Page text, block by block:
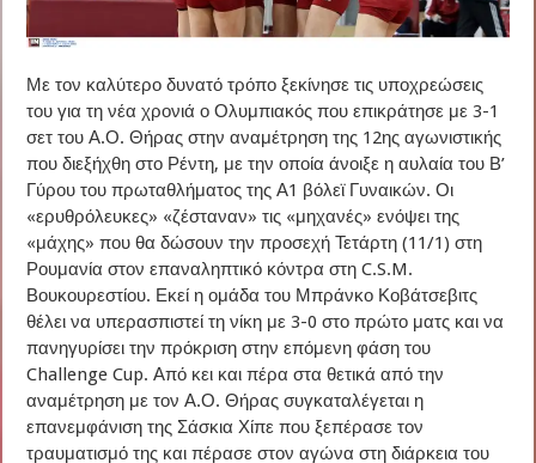
Με τον καλύτερο δυνατό τρόπο ξεκίνησε τις υποχρεώσεις
του για τη νέα χρονιά ο Ολυμπιακός που επικράτησε με 3-1
σετ του Α.Ο. Θήρας στην αναμέτρηση της 12ης αγωνιστικής
που διεξήχθη στο Ρέντη, με την οποία άνοιξε η αυλαία του Β’
Γύρου του πρωταθλήματος της Α1 βόλεϊ Γυναικών. Οι
«ερυθρόλευκες» «ζέσταναν» τις «μηχανές» ενόψει της
«μάχης» που θα δώσουν την προσεχή Τετάρτη (11/1) στη
Ρουμανία στον επαναληπτικό κόντρα στη C.S.M.
Βουκουρεστίου. Εκεί η ομάδα του Μπράνκο Κοβάτσεβιτς
θέλει να υπερασπιστεί τη νίκη με 3-0 στο πρώτο ματς και να
πανηγυρίσει την πρόκριση στην επόμενη φάση του
Challenge Cup. Από κει και πέρα στα θετικά από την
αναμέτρηση με τον Α.Ο. Θήρας συγκαταλέγεται η
επανεμφάνιση της Σάσκια Χίπε που ξεπέρασε τον
τραυματισμό της και πέρασε στον αγώνα στη διάρκεια του